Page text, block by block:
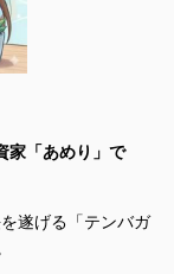
家「あめり」で
遂げる「テンバガ